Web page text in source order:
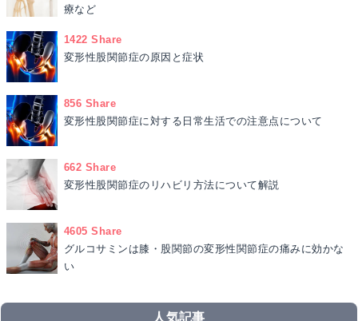
療など
1422 Share
変形性股関節症の原因と症状
856 Share
変形性股関節症に対する日常生活での注意点について
662 Share
変形性股関節症のリハビリ方法について解説
4605 Share
グルコサミンは膝・股関節の変形性関節症の痛みに効かな
い
人気記事